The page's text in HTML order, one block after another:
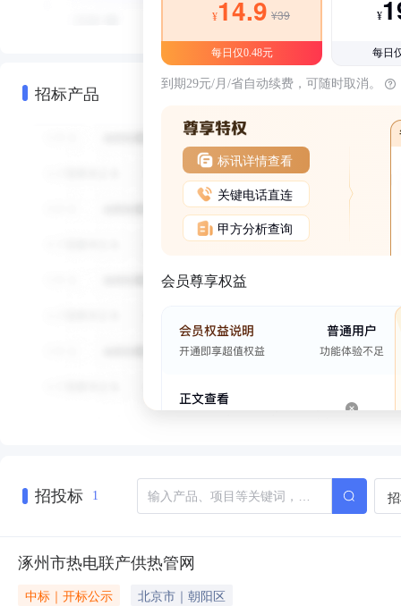
招标产品
¥14.9 ¥39
每日仅0.48元
¥
每日
到期29元/月/省自动续费，可随时取消。
标讯详情查看
关键电话直连
甲方分析查询
会员尊享权益
招投标 1
涿州市热电联产供热管网
中标｜开标公示
北京市｜朝阳区